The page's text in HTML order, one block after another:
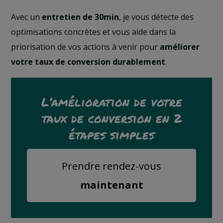
Avec un entretien de 30min, je vous détecte des
optimisations concrètes et vous aide dans la
priorisation de vos actions à venir pour améliorer
votre taux de conversion durablement.
L’amélioration de votre
taux de conversion en 2
étapes simples
Prendre rendez-vous
maintenant